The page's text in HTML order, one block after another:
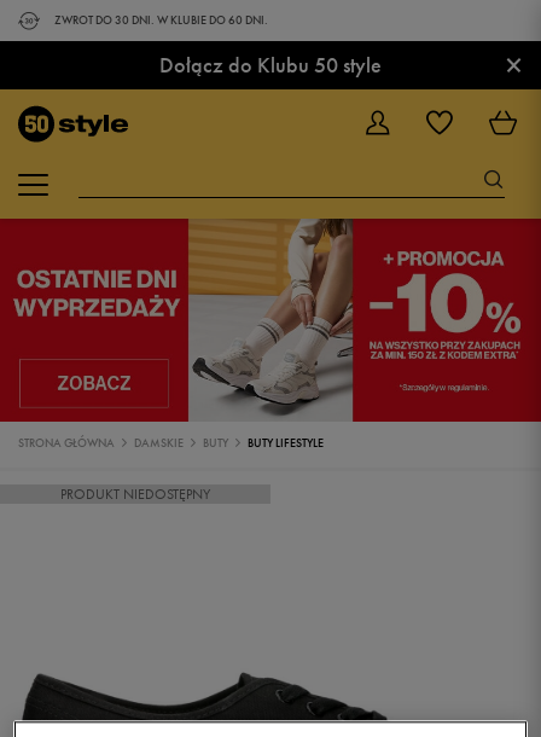
ZWROT DO 30 DNI. W KLUBIE DO 60 DNI.
Dołącz do Klubu 50 style ×
STRONA GŁÓWNA DAMSKIE BUTY BUTY LIFESTYLE
PRODUKT NIEDOSTĘPNY